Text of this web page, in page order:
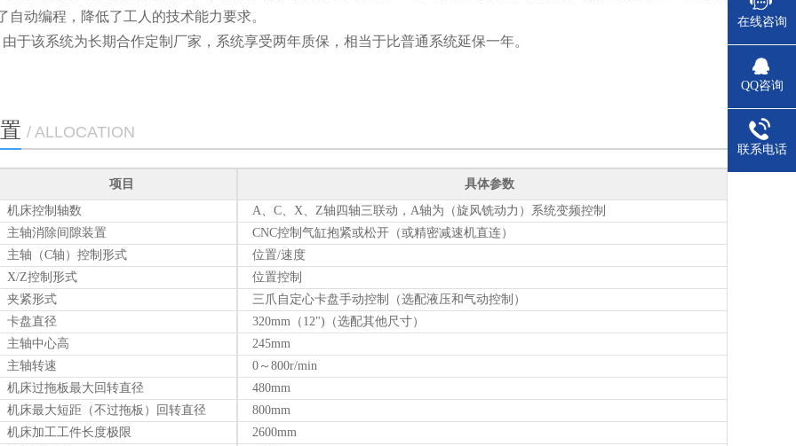
自动编程，降低了工人的技术能力要求。
于该系统为长期合作定制厂家，系统享受两年质保，相当于比普通系统延保一年。
/ ALLOCATION
项目
机床控制轴数
主轴消除间隙装置
主轴（C轴）控制形式
X/Z控制形式
夹紧形式
卡盘直径
主轴中心高
主轴转速
机床过拖板最大回转直径
机床最大短距（不过拖板）回转直径
机床加工工件长度极限
具体参数
A、C、X、Z轴四轴三联动，A轴为（旋风铣动力）系统变频控制
CNC控制气缸抱紧或松开（或精密减速机直连）
位置/速度
位置控制
三爪自定心卡盘手动控制（选配液压和气动控制）
320mm（12")（选配其他尺寸）
245mm
0～800r/min
480mm
800mm
2600mm
在线咨询
QQ咨询
联系电话